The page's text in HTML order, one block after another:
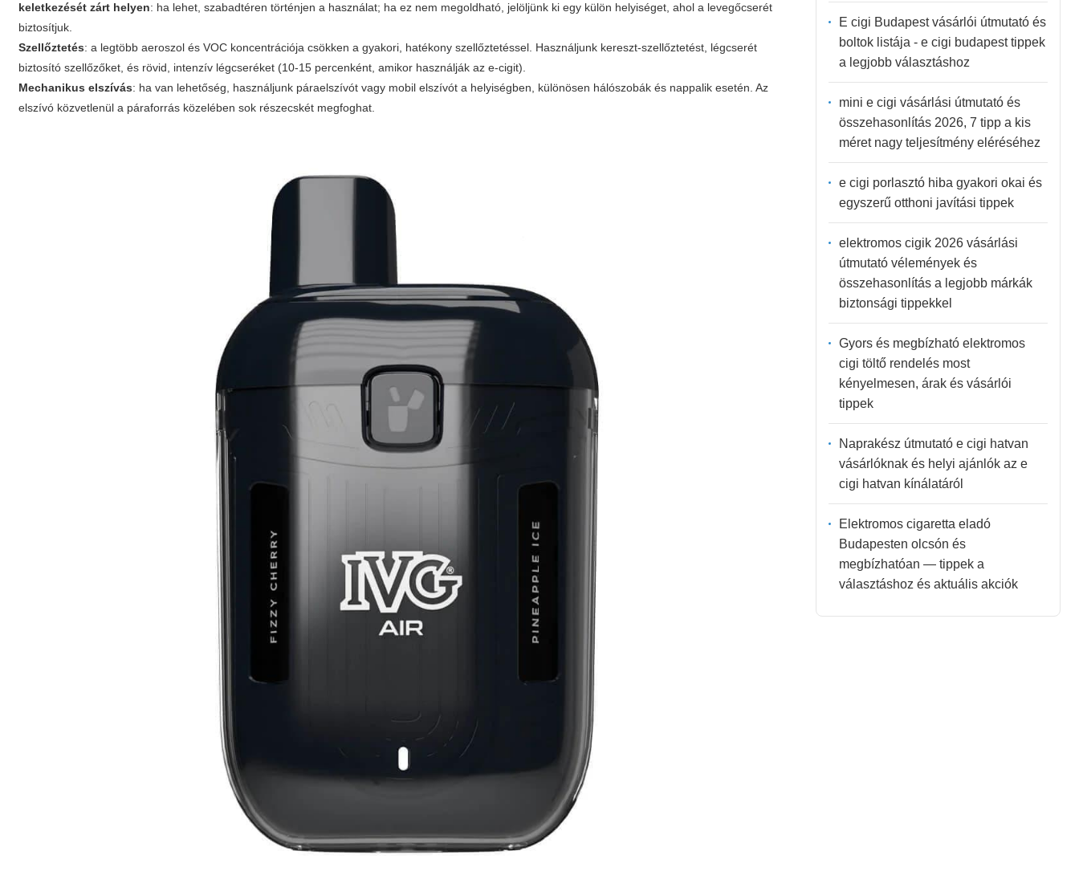
keletkezését zárt helyen: ha lehet, szabadtéren történjen a használat; ha ez nem megoldható, jelöljünk ki egy külön helyiséget, ahol a levegőcserét
biztosítjuk.
Szellőztetés: a legtöbb aeroszol és VOC koncentrációja csökken a gyakori, hatékony szellőztetéssel. Használjunk kereszt-szellőztetést, légcserét
biztosító szellőzőket, és rövid, intenzív légcseréket (10-15 percenként, amikor használják az e-cigit).
Mechanikus elszívás: ha van lehetőség, használjunk páraelszívót vagy mobil elszívót a helyiségben, különösen hálószobák és nappalik esetén. Az
elszívó közvetlenül a páraforrás közelében sok részecskét megfoghat.
E cigi Budapest vásárlói útmutató és
boltok listája - e cigi budapest tippek
a legjobb választáshoz
mini e cigi vásárlási útmutató és
összehasonlítás 2026, 7 tipp a kis
méret nagy teljesítmény eléréséhez
e cigi porlasztó hiba gyakori okai és
egyszerű otthoni javítási tippek
elektromos cigik 2026 vásárlási
útmutató vélemények és
összehasonlítás a legjobb márkák
biztonsági tippekkel
Gyors és megbízható elektromos
cigi töltő rendelés most
kényelmesen, árak és vásárlói
tippek
Naprakész útmutató e cigi hatvan
vásárlóknak és helyi ajánlók az e
cigi hatvan kínálatáról
Elektromos cigaretta eladó
Budapesten olcsón és
megbízhatóan — tippek a
választáshoz és aktuális akciók